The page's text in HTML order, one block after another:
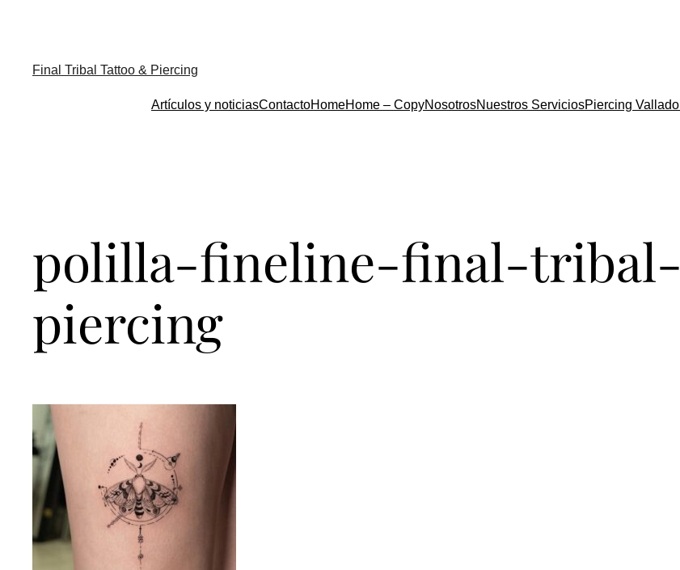
Final Tribal Tattoo & Piercing
Artículos y noticiasContactoHomeHome – CopyNosotrosNuestros ServiciosPiercing
polilla-fineline-final-
piercing